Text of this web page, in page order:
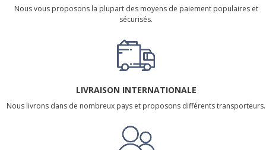
Nous vous proposons la plupart des moyens de paiement populaires et
sécurisés.
LIVRAISON INTERNATIONALE
Nous livrons dans de nombreux pays et proposons différents transporteurs.